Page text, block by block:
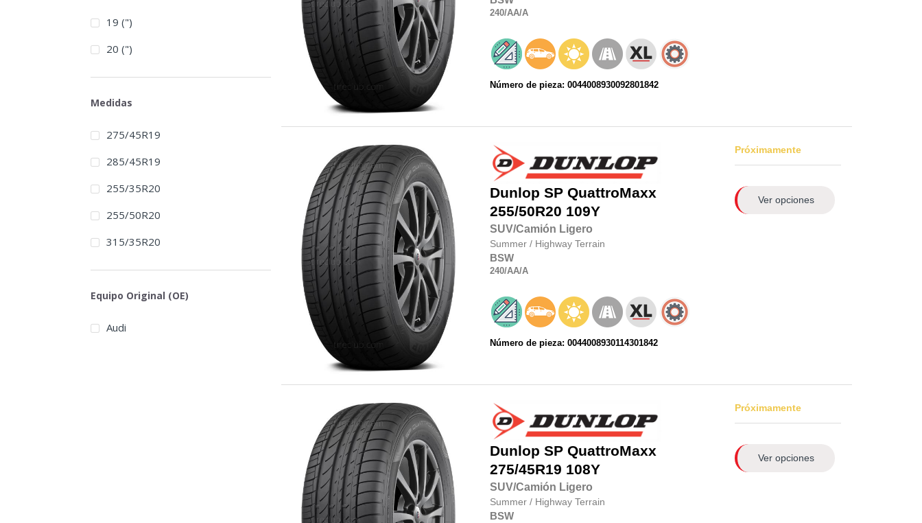
240/AA/A
Número de pieza: 0044008930092801842
Dunlop SP QuattroMaxx
255/50R20 109Y
SUV/Camión Ligero
Summer / Highway Terrain
BSW
240/AA/A
Número de pieza: 0044008930114301842
Próximamente
Ver opciones
Dunlop SP QuattroMaxx
275/45R19 108Y
SUV/Camión Ligero
Summer / Highway Terrain
BSW
Próximamente
Ver opciones
19 (")
20 (")
Medidas
275/45R19
285/45R19
255/35R20
255/50R20
315/35R20
Equipo Original (OE)
Audi